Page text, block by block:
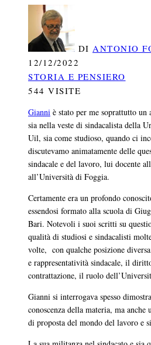
DI ANTONIO
12/12/2022
STORIA E PENSIERO
544 VISITE
Gianni è stato per me soprattutto un
sia nella veste di sindacalista della
Uil, sia come studioso, quando ci
discutevamo animatamente delle
sindacale e del lavoro, lui docente
all’Università di Foggia.
Certamente era un profondo
essendosi formato alla scuola di
Bari. Notevoli i suoi scritti su
qualità di studiosi e sindacalisti
volte, con qualche posizione
e rappresentatività sindacale, il
contrattazione, il ruolo
Gianni si interrogava spesso
conoscenza della materia, ma anche
di proposta del mondo del lavoro e